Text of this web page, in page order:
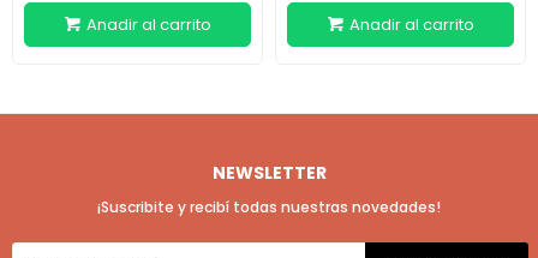
NEWSLETTER
¡Suscribite y recibí todas nuestras novedades!